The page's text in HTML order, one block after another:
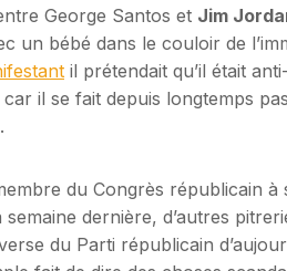
George Santos et Jim
un bébé dans le couloir de
il prétendait qu’il était
car il se fait depuis longtemps
du Congrès républicain à
semaine dernière, d’autres
du Parti républicain